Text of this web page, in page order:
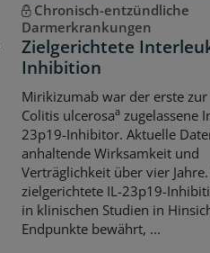
Chronisch-entzündliche
Darmerkrankungen
Zielgerichtete
Inhibition
Mirikizumab war der erste
Colitis ulcerosaazugelassene
23p19-Inhibitor. Aktuelle
anhaltende Wirksamkeit und
Verträglichkeit über vier
zielgerichtete IL-23p19-
in klinischen Studien in
Endpunkte bewährt, ...